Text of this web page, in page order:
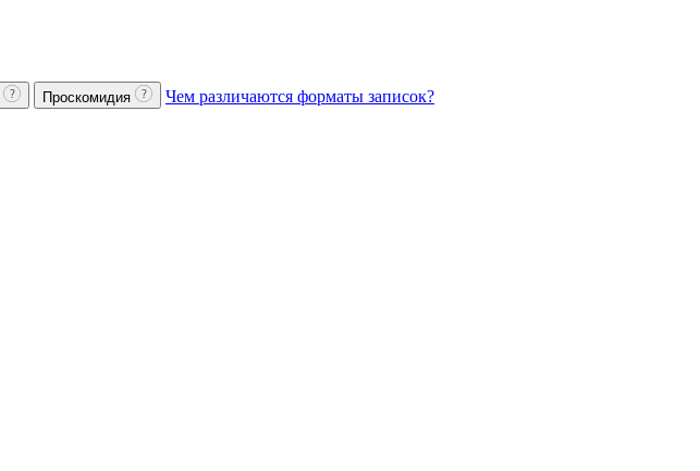
Проскомидия Чем различаются форматы записок?